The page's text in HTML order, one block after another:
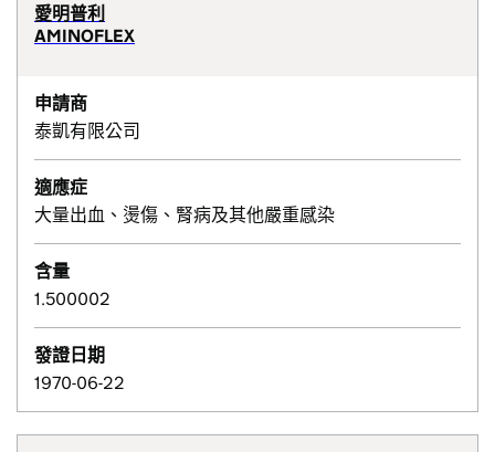
愛明普利
AMINOFLEX
申請商
泰凱有限公司
適應症
大量出血、燙傷、腎病及其他嚴重感染
含量
1.500002
發證日期
1970-06-22